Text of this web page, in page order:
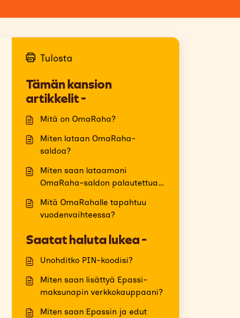
Tulosta
Tämän kansion
artikkelit -
Mitä on OmaRaha?
Miten lataan OmaRaha-
saldoa?
Miten saan lataamani
OmaRaha-saldon palautettua
Mitä OmaRahalle tapahtuu
vuodenvaihteessa?
Saatat haluta lukea -
Unohditko PIN-koodisi?
Miten saan lisättyä Epassi-
maksunapin verkkokauppaani?
Miten saan Epassin ja edut